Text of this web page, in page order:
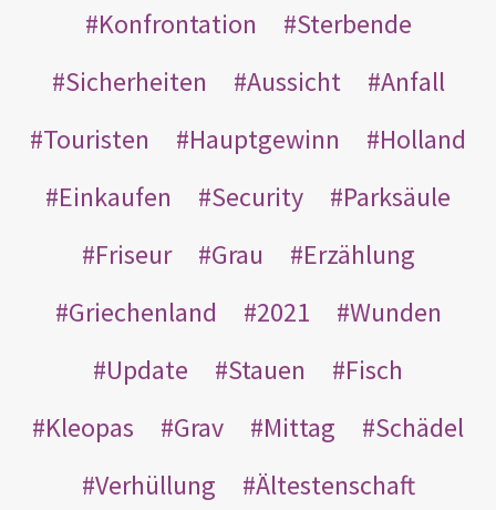
Konfrontation
Sterbende
Sicherheiten
Aussicht
Anfall
Touristen
Hauptgewinn
Holland
Einkaufen
Security
Parksäule
Friseur
Grau
Erzählung
Griechenland
2021
Wunden
Update
Stauen
Fisch
Kleopas
Grav Mittag
Schädel
Verhüllung
Ältestenschaft